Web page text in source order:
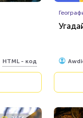
HTML - код